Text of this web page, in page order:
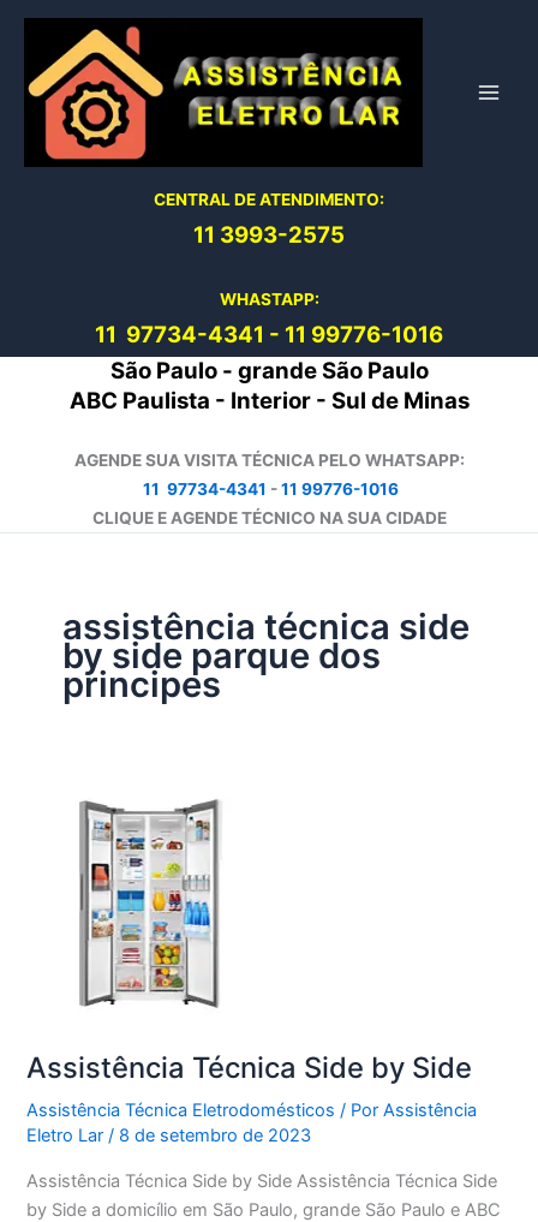
conteúdo
CENTRAL DE ATENDIMENTO:
11 3993-2575
WHASTAPP:
11 97734-4341 - 11 99776-1016
São Paulo - grande São Paulo
ABC Paulista - Interior - Sul de Minas
AGENDE SUA VISITA TÉCNICA PELO WHATSAPP:
11 97734-4341 -11 99776-1016
CLIQUE E AGENDE TÉCNICO NA SUA CIDADE
assistência técnica side
by side parque dos
principes
Assistência Técnica Side by Side
Assistência Técnica Eletrodomésticos / PorAssistência
Eletro Lar/ 8 de setembro de 2023
Assistência Técnica Side by Side Assistência Técnica Side
by Side a domicílio em São Paulo, grande São Paulo e ABC